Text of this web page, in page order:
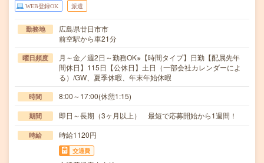
WEB登録OK 派遣
勤務地
広島県廿日市市
前空駅から車21分
曜日頻度
月～金／週2日～勤務OK※【時間タイプ】日勤【配属先年
間休日】115日【公休日】土日（一部会社カレンダーによ
る）/GW、夏季休暇、年末年始休暇
時間 8:00～17:00(休憩1:15)
期間 即日～長期（3ヶ月以上） 最短で応募開始から1週間！
時給 時給1120円
交通費